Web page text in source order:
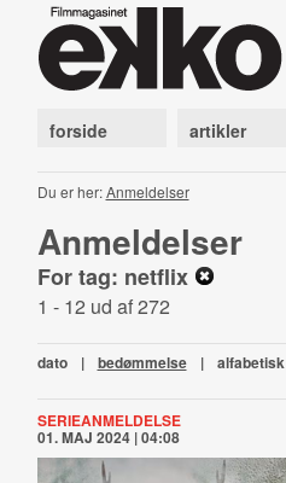
forside artikler
Du er her:Anmeldelser
Anmeldelser
For tag: netflix
1 - 12 ud af 272
dato | bedømmelse | alfabetisk
SERIEANMELDELSE
01. MAJ 2024 | 04:08